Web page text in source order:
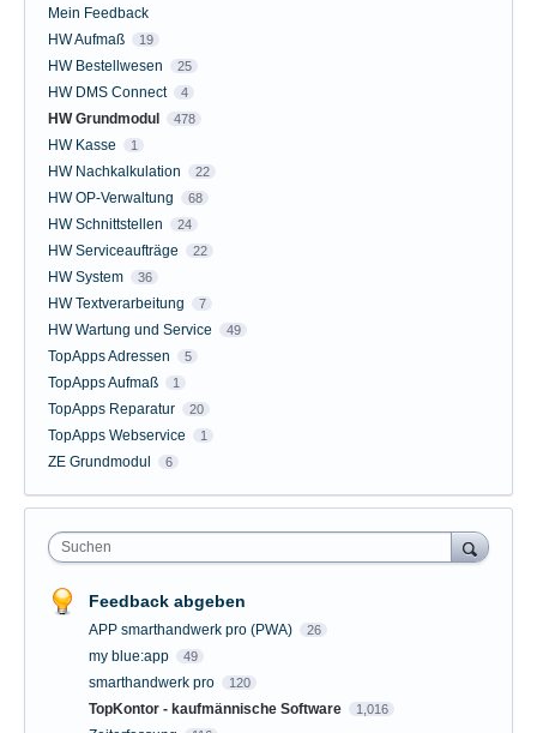
Mein Feedback
HW Aufmaß
19
HW Bestellwesen 25
HW DMS Connect 4
HW Grundmodul 478
HW Kasse 1
HW Nachkalkulation 22
HW OP-Verwaltung 68
HW Schnittstellen 24
HW Serviceaufträge 22
HW System 36
HW Textverarbeitung 7
HW Wartung und Service 49
TopApps Adressen 5
TopApps Aufmaß 1
TopApps Reparatur 20
TopApps Webservice 1
ZE Grundmodul 6
Suchen
Feedback abgeben
APP smarthandwerk pro (PWA) 26
my blue:app 49
smarthandwerk pro 120
TopKontor - kaufmännische Software 1,016